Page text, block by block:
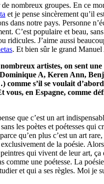
nombreux groupes. En ce
et je pense sincèrement qu’il
dans notre pays. Personne
C’est populaire et beau,
ridicules. J’aime aussi
. Et bien sûr le grand
artistes, on sent une
A, Keren Ann,
s’il se voulait d’abord
vous, en Espagne, comme
que c’est un art
les poètes et poétesses qui
qu’en plus c’est un art
de la poésie.
qui vivent de leur art, ça
comme une poétesse. La
et qui a ses règles. Moi je